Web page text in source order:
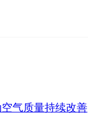
气质量持续改善